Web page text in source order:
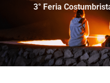
3° Feria